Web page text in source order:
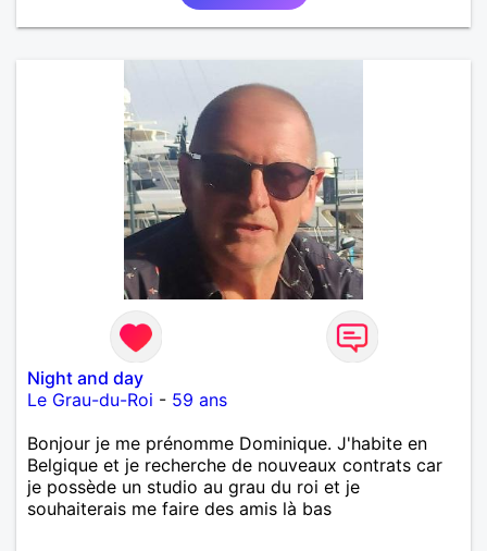
Night and day
Le Grau-du-Roi - 59 ans
Bonjour je me prénomme Dominique. J'habite en
Belgique et je recherche de nouveaux contrats car
je possède un studio au grau du roi et je
souhaiterais me faire des amis là bas